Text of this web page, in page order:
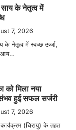
साय के नेतृत्व में
7, 2026
के नेतृत्व में स्वच्छ ऊर्जा,
आय…
को मिला नया
हुई सफल सर्जरी
7, 2026
कार्यक्रम (चिरायु) के तहत